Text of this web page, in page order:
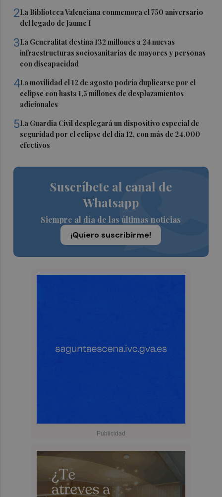
2La Biblioteca Valenciana conmemora el 750 aniversario
del legado de Jaume I
3La Generalitat destina 132 millones a 24 nuevas
infraestructuras sociosanitarias de mayores y personas
con discapacidad
4La movilidad el 12 de agosto podría duplicarse por el
eclipse con hasta 1,5 millones de desplazamientos
adicionales
5La Guardia Civil desplegará un dispositivo especial de
seguridad por el eclipse del día 12, con más de 24.000
efectivos
Suscríbete al canal de
Whatsapp
Siempre al día de las últimas noticias
¡Quiero suscribirme!